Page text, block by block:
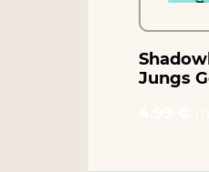
Jungs